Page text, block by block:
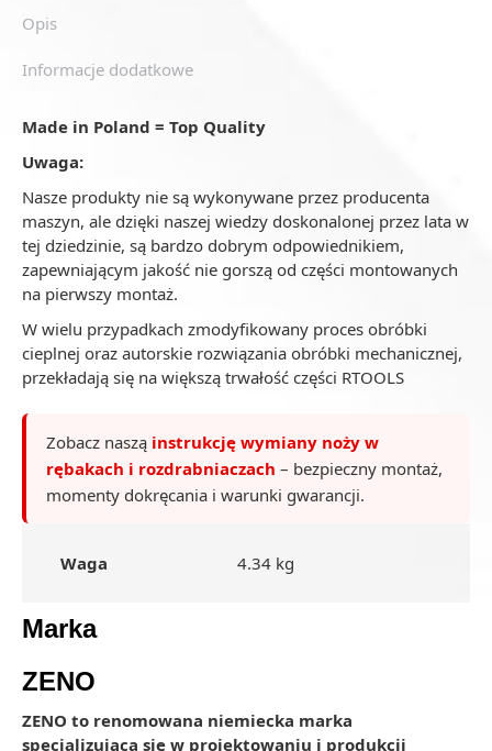
Opis
Informacje dodatkowe
Made in Poland = Top Quality
Uwaga:
Nasze produkty nie są wykonywane przez producenta
maszyn, ale dzięki naszej wiedzy doskonalonej przez lata w
tej dziedzinie, są bardzo dobrym odpowiednikiem,
zapewniającym jakość nie gorszą od części montowanych
na pierwszy montaż.
W wielu przypadkach zmodyfikowany proces obróbki
cieplnej oraz autorskie rozwiązania obróbki mechanicznej,
przekładają się na większą trwałość części RTOOLS
Zobacz naszą instrukcję wymiany noży w
rębakach i rozdrabniaczach – bezpieczny montaż,
momenty dokręcania i warunki gwarancji.
Waga 4.34 kg
Marka
ZENO
ZENO to renomowana niemiecka marka
specjalizująca się w projektowaniu i produkcji